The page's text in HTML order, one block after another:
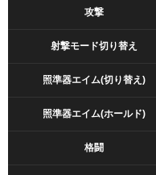
攻撃
射撃モード切り替え
照準器エイム(切り替え)
照準器エイム(ホールド)
格闘